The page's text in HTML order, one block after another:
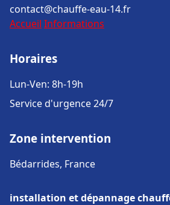
contact@chauffe-eau-14.fr
Accueil Informations
Horaires
Lun-Ven: 8h-19h
Service d'urgence 24/7
Zone intervention
Bédarrides, France
installation et dépannage